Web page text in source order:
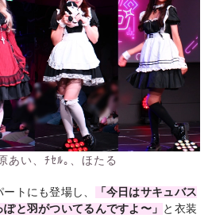
あい、ﾁｾﾙ｡、ほたる
トにも登場し、
「今日はサキュバス
と羽がついてるんですよ〜」 と衣装